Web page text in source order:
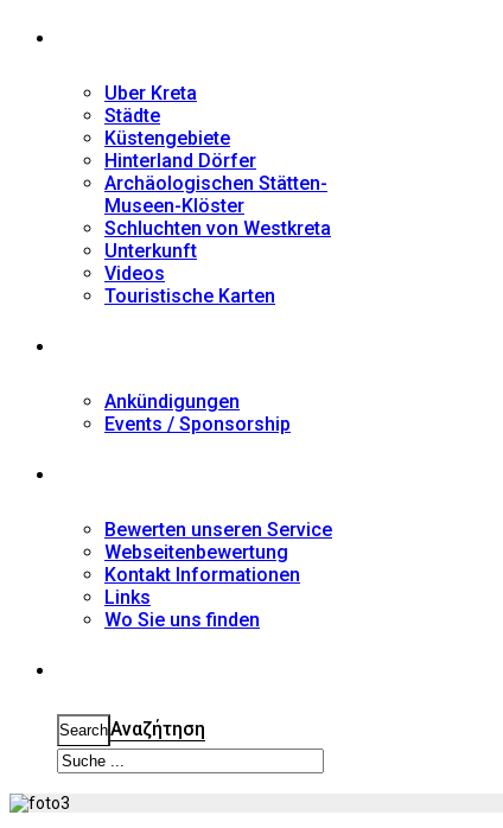
Uber Kreta
Städte
Küstengebiete
Hinterland Dörfer
Archäologischen Stätten-
Museen-Klöster
Schluchten von Westkreta
Unterkunft
Videos
Touristische Karten
Ankündigungen
Events / Sponsorship
Bewerten unseren Service
Webseitenbewertung
Kontakt Informationen
Links
Wo Sie uns finden
SearchΑναζήτηση